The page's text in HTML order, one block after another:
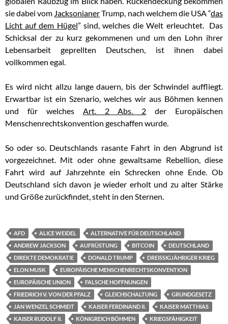
sie dabei vom JacksonianerTrump, nach welchem die USA “das
Licht auf dem Hügel” sind, welches die Welt erleuchtet. Das
Schicksal der zu kurz gekommenen und um den Lohn ihrer
Lebensarbeit geprellten Deutschen, ist ihnen dabei
vollkommen egal.
Es wird nicht allzu lange dauern, bis der Schwindel auffliegt.
Erwartbar ist ein Szenario, welches wir aus Böhmen kennen
und für welches Art. 2 Abs. 2 der Europäischen
Menschenrechtskonvention geschaffen wurde.
So oder so. Deutschlands rasante Fahrt in den Abgrund ist
vorgezeichnet. Mit oder ohne gewaltsame Rebellion, diese
Fahrt wird auf Jahrzehnte ein Schrecken ohne Ende. Ob
Deutschland sich davon je wieder erholt und zu alter Stärke
und Größe zurückfindet, steht in den Sternen.
AFD ALICE WEIDEL
ALTERNATIVE FÜR DEUTSCHLAND
ANDREW JACKSON
AUFRÜSTUNG BITCOIN
DEUTSCHLAND
DIREKTE DEMOKRATIE
DONALD TRUMP
DREISSIGJÄHRIGER KRIEG
ELON MUSK
EUROPÄISCHE MENSCHENRECHTSKONVENTION
EUROPÄISCHE UNION
FALSCHE HOFFNUNGEN
FRIEDRICH V. VON DER PFALZ
GLEICHSCHALTUNG
GRUNDGESETZ
JAN WENZEL SCHMIDT
KAISER FERDINAND II.
KAISER MATTHIAS
KAISER RUDOLF II.
KÖNIGREICH BÖHMEN KRIEGSFÄHIGKEIT